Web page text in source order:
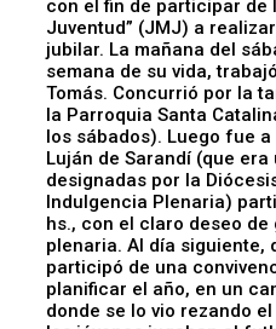
con el fin de participar de
Juventud” (JMJ) a
jubilar. La mañana del
semana de su vida,
Tomás. Concurrió por la
la Parroquia Santa
los sábados). Luego fue
Luján de Sarandí (que
designadas por la
Indulgencia Plenaria)
hs., con el claro deseo
plenaria. Al día siguiente,
participó de una
planificar el año, en un
donde se lo vio rezando